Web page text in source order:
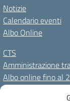
Notizie
Calendario eventi
Albo Online
CTS
Amministrazione
Albo online fino al